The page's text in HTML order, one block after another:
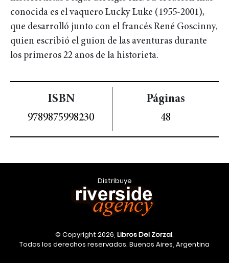
conocida es el vaquero Lucky Luke (1955-2001),
que desarrolló junto con el francés René Goscinny,
quien escribió el guion de las aventuras durante
los primeros 22 años de la historieta.
ISBN
9789875998230
Páginas
48
Distribuye
© Copyright 2026, Libros Del Zorzal.
Todos los derechos reservados. Buenos Aires, Argentina